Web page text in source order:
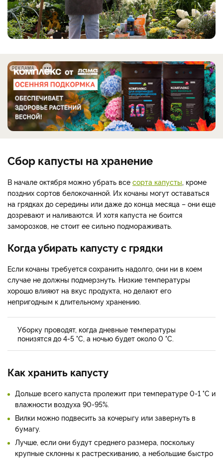
РЕКЛАМА
Сбор капусты на хранение
В начале октября можно убрать все сорта капусты , кроме
поздних сортов белокочанной. Их кочаны могут оставаться
на грядках до середины или даже до конца месяца – они еще
дозревают и наливаются. И хотя капуста не боится
заморозков, не стоит ее сильно подмораживать.
Когда убирать капусту с грядки
Если кочаны требуется сохранить надолго, они ни в коем
случае не должны подмерзнуть. Низкие температуры
хорошо влияют на вкус продукта, но делают его
непригодным к длительному хранению.
Уборку проводят, когда дневные температуры
понизятся до 4-5 °C, а ночью будет около 0 °С.
Как хранить капусту
Дольше всего капуста пролежит при температуре 0-1 °С и
влажности воздуха 90-95%.
Вилки можно подвесить за кочерыгу или завернуть в
бумагу.
Лучше, если они будут среднего размера, поскольку
крупные склонны к растрескиванию, а небольшие быстро